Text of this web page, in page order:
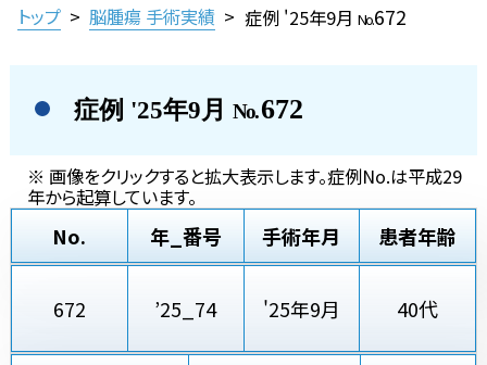
トップ > 脳腫瘍 手術実績 > 症例 '25年9月 No.672
症例 '25年9月 No.672
※ 画像をクリックすると拡大表示します。症例No.は平成29
年から起算しています。
No. 年_番号 手術年月 患者年齢
672 ’25_74 '25年9月 40代